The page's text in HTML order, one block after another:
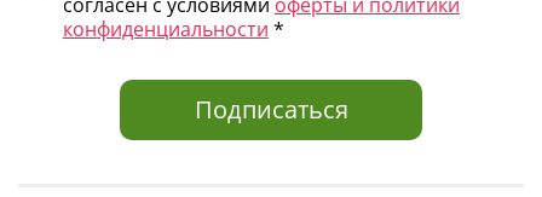
конфиденциальности *
Подписаться